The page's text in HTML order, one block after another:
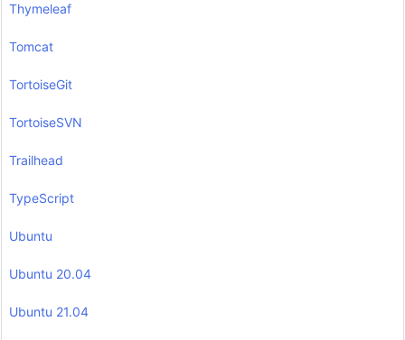
Thymeleaf
Tomcat
TortoiseGit
TortoiseSVN
Trailhead
TypeScript
Ubuntu
Ubuntu 20.04
Ubuntu 21.04